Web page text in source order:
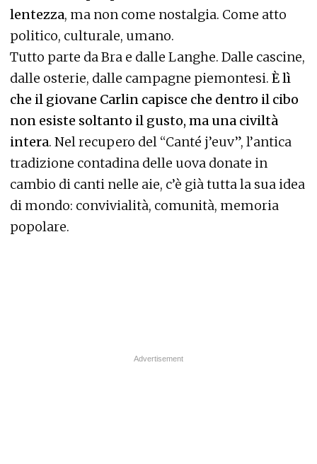
lentezza, ma non come nostalgia. Come atto
politico, culturale, umano.
Tutto parte da Bra e dalle Langhe. Dalle cascine,
dalle osterie, dalle campagne piemontesi. È lì
che il giovane Carlin capisce che dentro il cibo
non esiste soltanto il gusto, ma una civiltà
intera. Nel recupero del “Canté j’euv”, l’antica
tradizione contadina delle uova donate in
cambio di canti nelle aie, c’è già tutta la sua idea
di mondo: convivialità, comunità, memoria
popolare.